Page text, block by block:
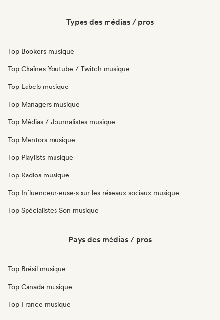
Types des médias / pros
Top Bookers musique
Top Chaînes Youtube / Twitch musique
Top Labels musique
Top Managers musique
Top Médias / Journalistes musique
Top Mentors musique
Top Playlists musique
Top Radios musique
Top Influenceur·euse·s sur les réseaux sociaux musique
Top Spécialistes Son musique
Pays des médias / pros
Top Brésil musique
Top Canada musique
Top France musique